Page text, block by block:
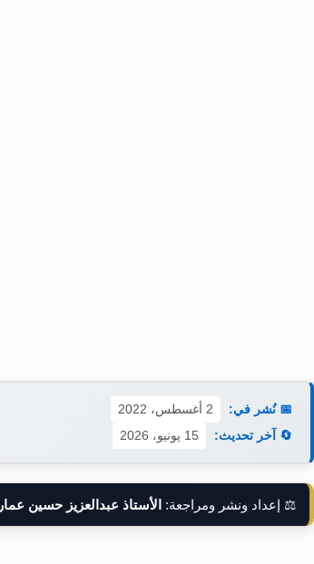
📅 نُشر في:
2 أغسطس، 2022
🔄 آخر تحديث:
15 يونيو، 2026
⚖️ إعداد ونشر ومراجعة: الأستاذ عبدالعزيز حسين عمار